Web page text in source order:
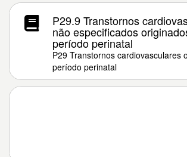
P29.9 Transtornos
não especificados
período perinatal
P29 Transtornos cardiovasculares
período perinatal